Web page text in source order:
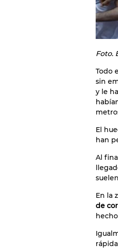
Foto.
Todo
sin
y le
El
han
Al
En la
de